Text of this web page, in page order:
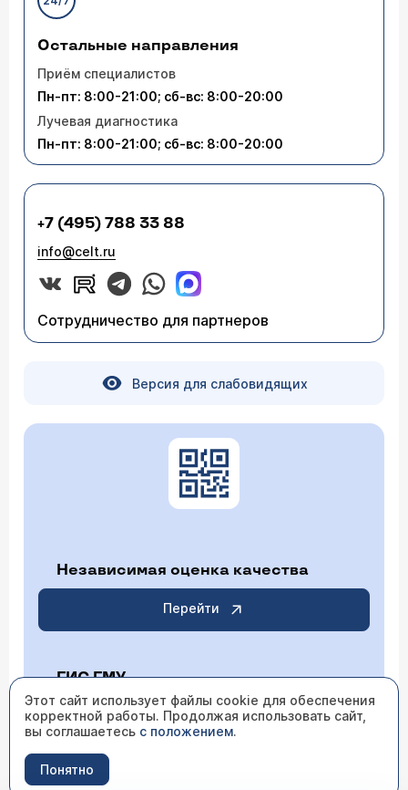
Остальные направления
Приём специалистов
Пн-пт: 8:00-21:00; сб-вс: 8:00-20:00
Лучевая диагностика
Пн-пт: 8:00-21:00; сб-вс: 8:00-20:00
+7 (495) 788 33 88
info@celt.ru
Сотрудничество для партнеров
Версия для слабовидящих
Независимая оценка качества
Перейти
ГИС ГМУ
Перейти
Этот сайт использует файлы cookie для обеспечения
корректной работы. Продолжая использовать сайт,
вы соглашаетесь с положением.
Понятно